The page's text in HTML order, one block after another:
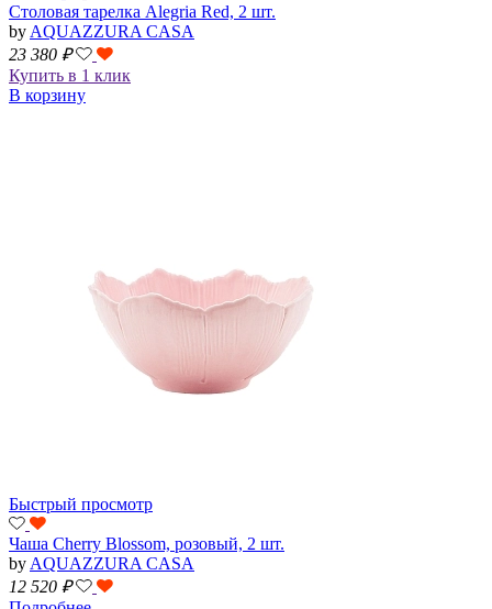
Столовая тарелка Alegria Red, 2 шт.
by AQUAZZURA CASA
23 380 ₽
Купить в 1 клик
В корзину
Быстрый просмотр
Чаша Cherry Blossom, розовый, 2 шт.
by AQUAZZURA CASA
12 520 ₽